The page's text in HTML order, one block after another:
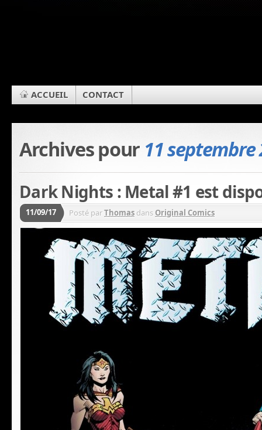
ACCUEIL CONTACT
Archives pour 11 septembre
Dark Nights : Metal #1 est
11/09/17 Posté parThomas dans Original Comics